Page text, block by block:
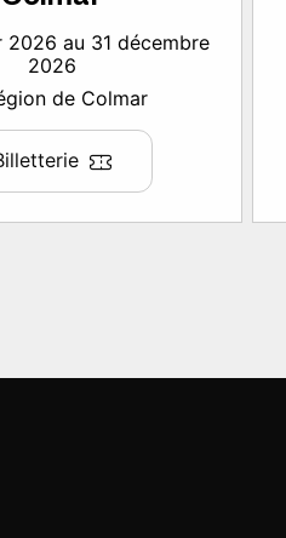
2026 au 31 décembre
2026
de Colmar